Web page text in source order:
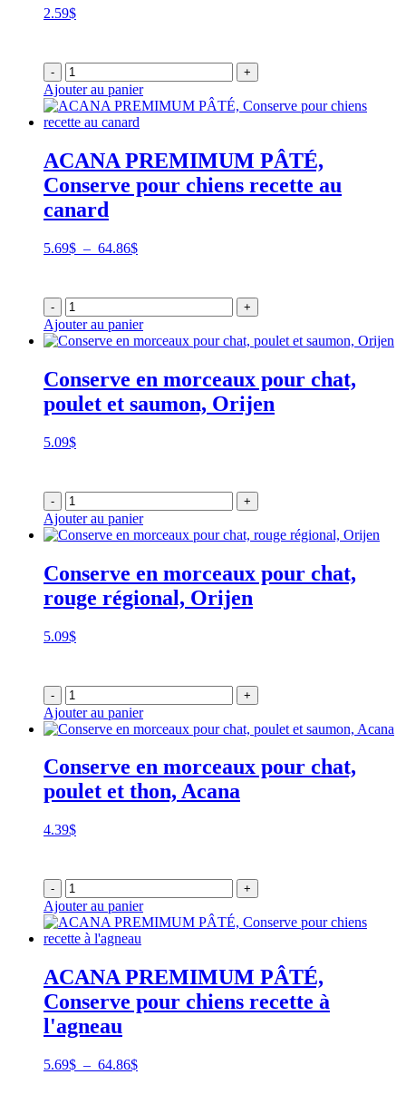
2.59$
- +
Ajouter au panier
ACANA PREMIMUM PÂTÉ,
Conserve pour chiens recette au
canard
5.69$ – 64.86$Plage
5.69$
à
64.86$
- +
Ajouter au panier
Conserve en morceaux pour chat,
poulet et saumon, Orijen
5.09$
- +
Ajouter au panier
Conserve en morceaux pour chat,
rouge régional, Orijen
5.09$
- +
Ajouter au panier
Conserve en morceaux pour chat,
poulet et thon, Acana
4.39$
- +
Ajouter au panier
ACANA PREMIMUM PÂTÉ,
Conserve pour chiens recette à
l'agneau
5.69$ – 64.86$Plage